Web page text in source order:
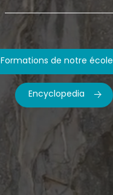
Formations de notre école
Encyclopedia